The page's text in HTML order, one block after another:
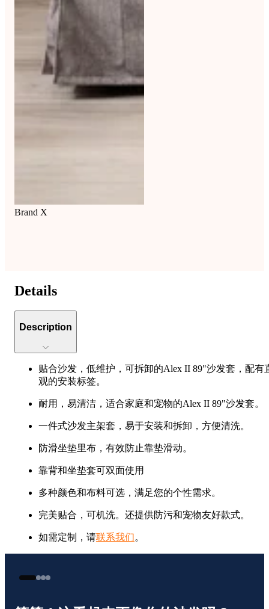
Brand X
Details
Description
贴合沙发，低维护，可拆卸的Alex II 89"沙发套，配有
观的安装标签。
耐用，易清洁，适合家庭和宠物的Alex II 89"沙发套。
一件式沙发主架套，易于安装和拆卸，方便清洗。
防滑坐垫里布，有效防止靠垫滑动。
靠背和坐垫套可双面使用
多种颜色和布料可选，满足您的个性需求。
完美贴合，可机洗。还提供防污和宠物友好款式。
如需定制，请联系我们。